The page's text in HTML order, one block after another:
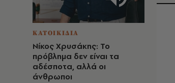
ΚΑΤΟΙΚΙΔΙΑ
Νίκος Χρυσάκης: Το
πρόβλημα δεν είναι τα
αδέσποτα, αλλά οι
άνθρωποι